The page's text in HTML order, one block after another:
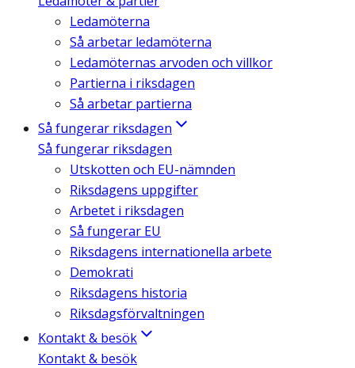
Ledamöterna
Så arbetar ledamöterna
Ledamöternas arvoden och villkor
Partierna i riksdagen
Så arbetar partierna
Så fungerar riksdagen
Så fungerar riksdagen
Utskotten och EU-nämnden
Riksdagens uppgifter
Arbetet i riksdagen
Så fungerar EU
Riksdagens internationella arbete
Demokrati
Riksdagens historia
Riksdagsförvaltningen
Kontakt & besök
Kontakt & besök